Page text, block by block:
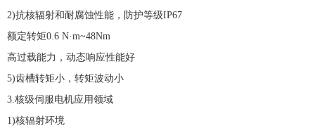
2)抗核辐射和耐腐蚀性能，防护等级IP67
额定转矩0.6 N·m~48Nm
高过载能力，动态响应性能好
5)齿槽转矩小，转矩波动小
3.核级伺服电机应用领域
1)核辐射环境